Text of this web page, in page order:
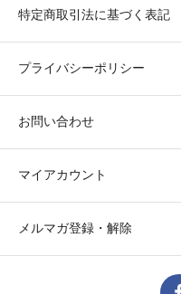
特定商取引法に基づく表記
プライバシーポリシー
お問い合わせ
マイアカウント
メルマガ登録・解除